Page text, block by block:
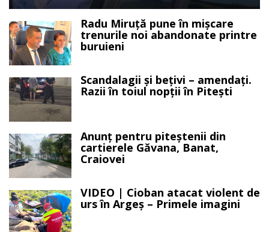
Radu Miruță pune în mișcare
trenurile noi abandonate printre
buruieni
Scandalagii și bețivi – amendați.
Razii în toiul nopții în Pitești
Anunț pentru piteștenii din
cartierele Găvana, Banat,
Craiovei
VIDEO | Cioban atacat violent de
urs în Argeș – Primele imagini